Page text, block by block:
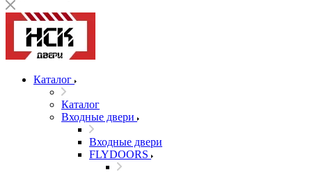
Каталог
Каталог
Входные двери
Входные двери
FLYDOORS